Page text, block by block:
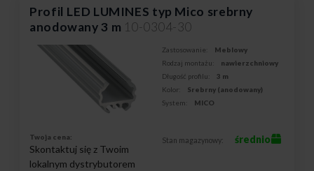
Profil LED LUMINES typ Mico srebrny
anodowany 3 m 10-0304-30
Zastosowanie:
Meblowy
Rodzaj montażu:
nawierzchniowy
Długość profilu:
3 m
Kolor:
Srebrny (anodowany)
System:
MICO
Twoja cena:
Skontaktuj się z Twoim
lokalnym dystrybutorem
Stan magazynowy: średnio